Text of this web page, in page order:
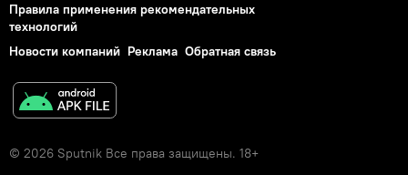
Правила применения рекомендательных
технологий
Новости компаний Реклама Обратная связь
© 2026 Sputnik Все права защищены. 18+